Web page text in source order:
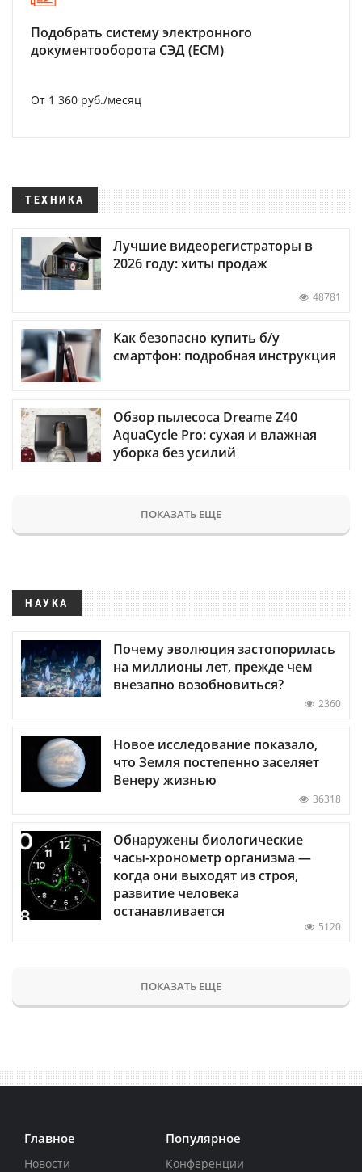
Подобрать систему электронного
документооборота СЭД (ECM)
От 1 360 руб./месяц
ТЕХНИКА
Лучшие видеорегистраторы в
2026 году: хиты продаж
48781
Как безопасно купить б/у
смартфон: подробная инструкция
Обзор пылесоса Dreame Z40
AquaCycle Pro: сухая и влажная
уборка без усилий
ПОКАЗАТЬ ЕЩЕ
НАУКА
Почему эволюция застопорилась
на миллионы лет, прежде чем
внезапно возобновиться?
2360
Новое исследование показало,
что Земля постепенно заселяет
Венеру жизнью
36318
Обнаружены биологические
часы-хронометр организма —
когда они выходят из строя,
развитие человека
останавливается
5120
ПОКАЗАТЬ ЕЩЕ
Главное
Новости
Популярное
Конференции